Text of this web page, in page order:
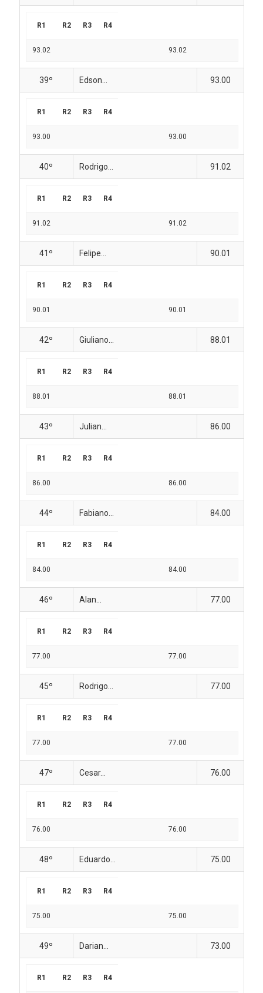
R1 R2 R3 R4
93.02 93.02
39º Edson... 93.00
R1 R2 R3 R4
93.00 93.00
40º Rodrigo... 91.02
R1 R2 R3 R4
91.02 91.02
41º Felipe... 90.01
R1 R2 R3 R4
90.01 90.01
42º Giuliano... 88.01
R1 R2 R3 R4
88.01 88.01
43º Julian... 86.00
R1 R2 R3 R4
86.00 86.00
44º Fabiano... 84.00
R1 R2 R3 R4
84.00 84.00
46º Alan... 77.00
R1 R2 R3 R4
77.00 77.00
45º Rodrigo... 77.00
R1 R2 R3 R4
77.00 77.00
47º Cesar... 76.00
R1 R2 R3 R4
76.00 76.00
48º Eduardo... 75.00
R1 R2 R3 R4
75.00 75.00
49º Darian... 73.00
R1 R2 R3 R4